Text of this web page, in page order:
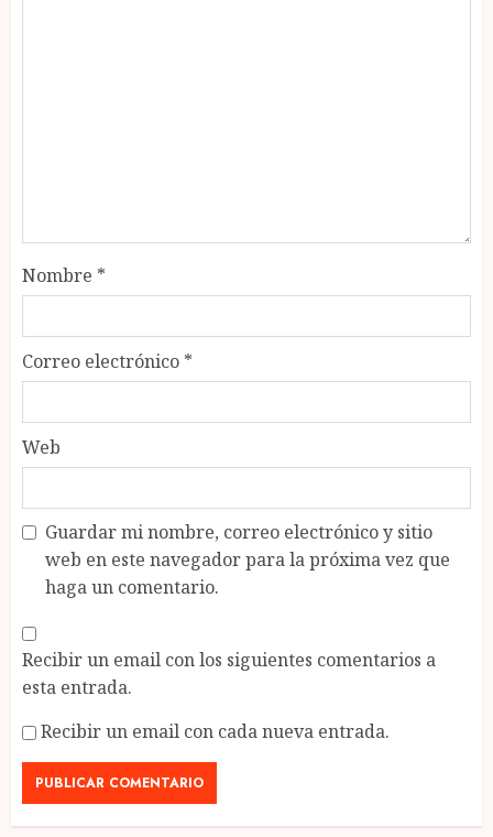
Nombre *
Correo electrónico *
Web
Guardar mi nombre, correo electrónico y sitio
web en este navegador para la próxima vez que
haga un comentario.
Recibir un email con los siguientes comentarios a
esta entrada.
Recibir un email con cada nueva entrada.